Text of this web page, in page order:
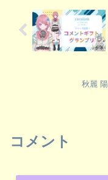
秋麗
コメント